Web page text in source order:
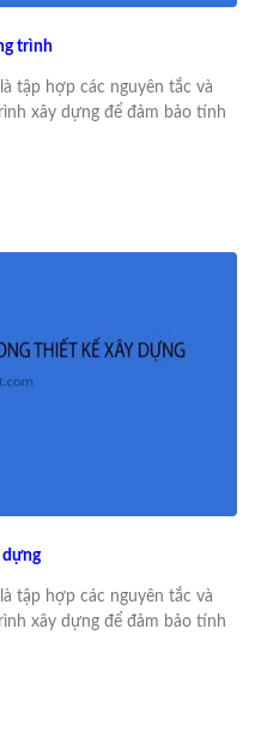
trình
tập hợp các nguyên tắc và
xây dựng để đảm bảo tính
dựng
tập hợp các nguyên tắc và
xây dựng để đảm bảo tính